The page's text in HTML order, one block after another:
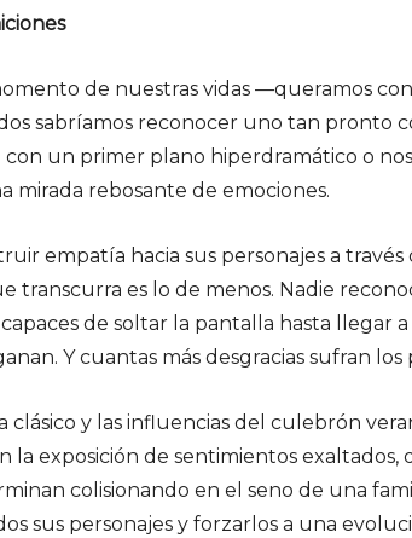
de nuestras vidas —queramos
sabríamos reconocer uno tan pronto
con un primer plano hiperdramático o
mirada rebosante de emociones.
empatía hacia sus personajes a través
transcurra es lo de menos. Nadie
de soltar la pantalla hasta llegar
Y cuantas más desgracias sufran
y las influencias del culebrón
la exposición de sentimientos exaltados,
colisionando en el seno de una
sus personajes y forzarlos a una